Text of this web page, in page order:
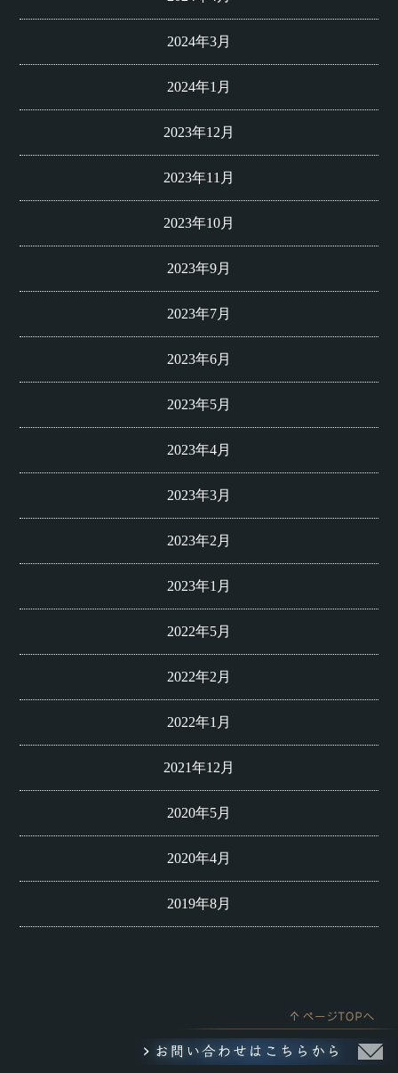
2024年3月
2024年1月
2023年12月
2023年11月
2023年10月
2023年9月
2023年7月
2023年6月
2023年5月
2023年4月
2023年3月
2023年2月
2023年1月
2022年5月
2022年2月
2022年1月
2021年12月
2020年5月
2020年4月
2019年8月